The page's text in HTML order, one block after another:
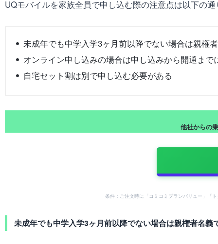
UQモバイルを家族全員で申し込む際の注意点は以下の
未成年でも中学入学3ヶ月前以降でない場合は親権
オンライン申し込みの場合は申し込みから開通まで
自宅セット割は別で申し込む必要がある
他社からの
条件：ご注文時に「コミコミプランバリュー」「
未成年でも中学入学3ヶ月前以降でない場合は親権者名義